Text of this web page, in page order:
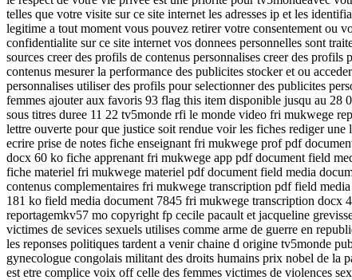
telles que votre visite sur ce site internet les adresses ip et les
legitime a tout moment vous pouvez retirer votre consentement ou
confidentialite sur ce site internet vos donnees personnelles sont
sources creer des profils de contenus personnalises creer des
contenus mesurer la performance des publicites stocker et ou
personnalises utiliser des profils pour selectionner des publicites
femmes ajouter aux favoris 93 flag this item disponible jusqu au 28
sous titres duree 11 22 tv5monde rfi le monde video fri mukwege
lettre ouverte pour que justice soit rendue voir les fiches rediger une
ecrire prise de notes fiche enseignant fri mukwege prof pdf
docx 60 ko fiche apprenant fri mukwege app pdf document field
fiche materiel fri mukwege materiel pdf document field media
contenus complementaires fri mukwege transcription pdf field
181 ko field media document 7845 fri mukwege transcription
reportagemkv57 mo copyright fp cecile pacault et jacqueline
victimes de sevices sexuels utilises comme arme de guerre en
les reponses politiques tardent a venir chaine d origine tv5monde
gynecologue congolais militant des droits humains prix nobel de la
est etre complice voix off celle des femmes victimes de violences